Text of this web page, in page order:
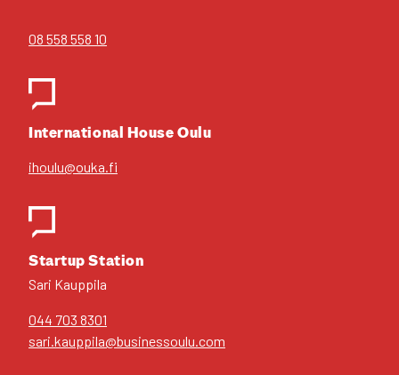
08 558 558 10
Inter­na­tio­nal House Oulu
ihoulu@ouka.fi
Star­tup Sta­tion
Sari Kaup­pi­la
044 703 8301
sari.kauppila@businessoulu.com